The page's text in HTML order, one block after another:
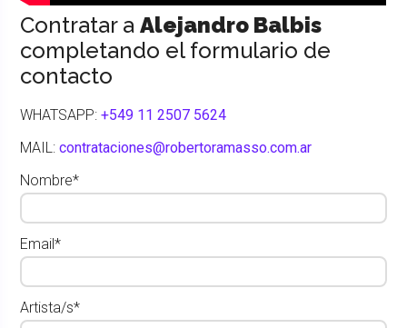
Contratar aAlejandro Balbis
completando el formulario de
contacto
WHATSAPP:+549 11 2507 5624
MAIL:contrataciones@robertoramasso.com.ar
Nombre*
Email*
Artista/s*